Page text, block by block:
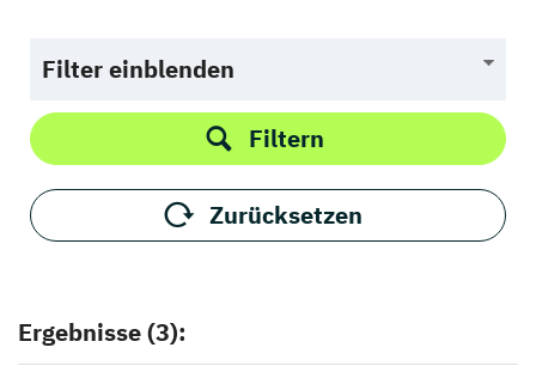
Filter einblenden
Filtern
Zurücksetzen
Ergebnisse (3):